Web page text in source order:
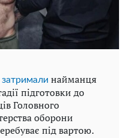
затримали найманця
підготовки до
Головного
оборони
під вартою.